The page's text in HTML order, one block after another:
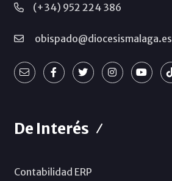
(+34) 952 224 386
obispado@diocesismalaga.es
De Interés
Contabilidad ERP